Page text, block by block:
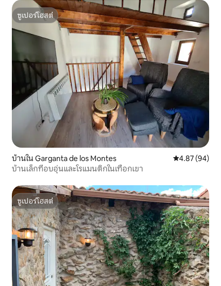
ซูเปอร์โฮสต์
ซูเปอร์โฮสต์
บ้านใน Garganta de los Montes คะแนนเฉลี่ย
4.87 (94)
บ้านเล็กที่อบอุ่นและโรแมนติกในเทือกเขา
ซูเปอร์โฮสต์
ซูเปอร์โฮสต์